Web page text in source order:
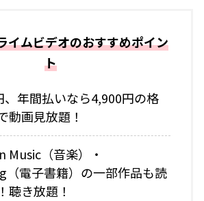
イムビデオのおすすめポイン
ト
、年間払いなら4,900円の格
動画見放題！
Music（音楽）・
（電子書籍）の一部作品も読
聴き放題！